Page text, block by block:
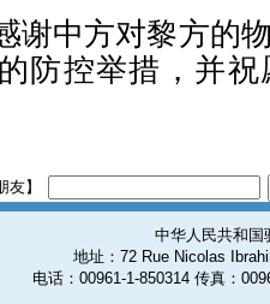
中方对黎方的物
防控举措，并
友】
中华人民共和国
地址：72 Rue Nicolas
电话：00961-1-850314 传真：